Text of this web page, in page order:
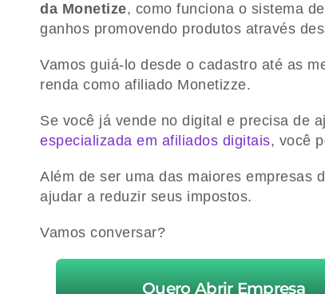
da Monetize, como funciona o sistema
ganhos promovendo produtos através
Vamos guiá-lo desde o cadastro até as
renda como afiliado Monetizze.
Se você já vende no digital e precisa de
especializada em afiliados digitais, você
Além de ser uma das maiores empresas
ajudar a reduzir seus impostos.
Vamos conversar?
Quero Abrir Empresa